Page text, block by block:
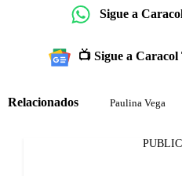
Sigue a
📺 Sigue a
Relacionados Paulina Vega